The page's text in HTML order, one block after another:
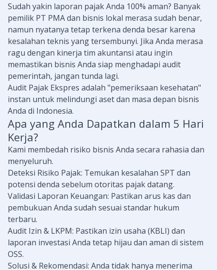
Sudah yakin laporan pajak Anda 100% aman? Banyak
pemilik PT PMA dan bisnis lokal merasa sudah benar,
namun nyatanya tetap terkena denda besar karena
kesalahan teknis yang tersembunyi. Jika Anda merasa
ragu dengan kinerja tim akuntansi atau ingin
memastikan bisnis Anda siap menghadapi audit
pemerintah, jangan tunda lagi.
Audit Pajak Ekspres adalah "pemeriksaan kesehatan"
instan untuk melindungi aset dan masa depan bisnis
Anda di Indonesia.
Apa yang Anda Dapatkan dalam 5 Hari
Kerja?
Kami membedah risiko bisnis Anda secara rahasia dan
menyeluruh.
Deteksi Risiko Pajak: Temukan kesalahan SPT dan
potensi denda sebelum otoritas pajak datang.
Validasi Laporan Keuangan: Pastikan arus kas dan
pembukuan Anda sudah sesuai standar hukum
terbaru.
Audit Izin & LKPM: Pastikan izin usaha (KBLI) dan
laporan investasi Anda tetap hijau dan aman di sistem
OSS.
Solusi & Rekomendasi: Anda tidak hanya menerima